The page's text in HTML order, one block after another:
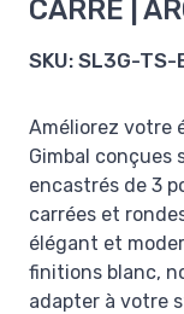
CARRÉ |
SKU: SL3G-TS-
Améliorez votre
Gimbal conçues
encastrés de 3
carrées et
élégant et
finitions blanc,
adapter à votre